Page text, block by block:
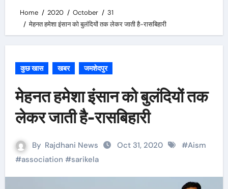
Home 2020 October
31
मेहनत हमेशा इंसान को बुलंदियों तक लेकर जाती है-रासबिहारी
कुछ खास खबर जमशेदपुर
मेहनत हमेशा इंसान को बुलंदियों तक
लेकर जाती है-रासबिहारी
By Rajdhani News Oct 31, 2020 #Aism
#association #sarikela